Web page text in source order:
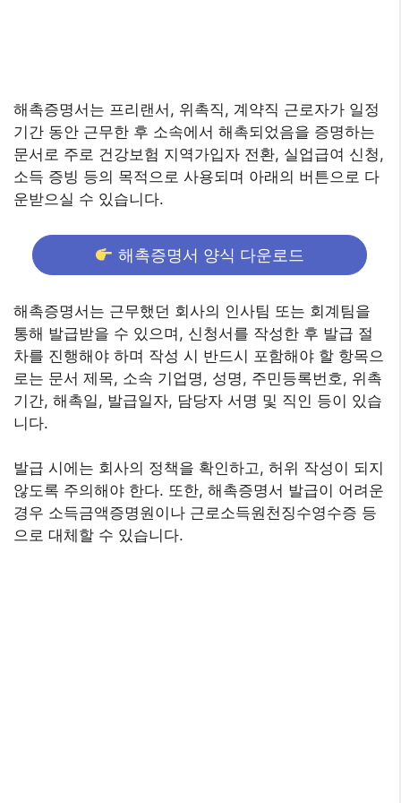
해촉증명서는 프리랜서, 위촉직, 계약직 근로자가 일정
기간 동안 근무한 후 소속에서 해촉되었음을 증명하는
문서로 주로 건강보험 지역가입자 전환, 실업급여 신청,
소득 증빙 등의 목적으로 사용되며 아래의 버튼으로 다
운받으실 수 있습니다.
해촉증명서 양식 다운로드
해촉증명서는 근무했던 회사의 인사팀 또는 회계팀을
통해 발급받을 수 있으며, 신청서를 작성한 후 발급 절
차를 진행해야 하며 작성 시 반드시 포함해야 할 항목으
로는 문서 제목, 소속 기업명, 성명, 주민등록번호, 위촉
기간, 해촉일, 발급일자, 담당자 서명 및 직인 등이 있습
니다.
발급 시에는 회사의 정책을 확인하고, 허위 작성이 되지
않도록 주의해야 한다. 또한, 해촉증명서 발급이 어려운
경우 소득금액증명원이나 근로소득원천징수영수증 등
으로 대체할 수 있습니다.